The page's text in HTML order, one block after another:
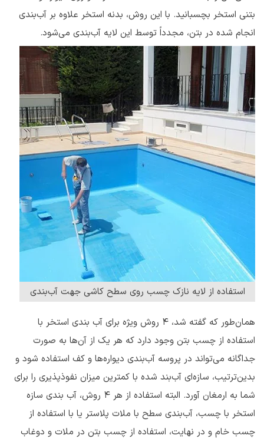
بتنی استخر بچسبانید. با این روش، بدنه استخر علاوه بر آب‌بندی
انجام شده در بتن، مجدداً توسط این لایه‌ آب‌بندی می‌شود.
استفاده از لایه نازک چسب روی سطح کاشی جهت آب‌بندی
همان‌طور که گفته شد، 4 روش ویژه برای آب بندی استخر با
استفاده از چسب بتن وجود دارد که هر یک از آن‌ها به صورت
جداگانه می‌تواند در پروسه آب‌بندی دیواره‌ها و کف استفاده شود و
بدین‌ترتیب، سازه‌ای آب‌بند شده با کمترین میزان نفوذپذیری را برای
شما به ارمغان آورد. البته استفاده از هر 4 روش، آب بندی سازه
استخر با چسب، آب‌بندی سطح با ملات پلاستر یا با استفاده از
چسب خام و در نهایت، استفاده از چسب بتن در ملات و دوغاب